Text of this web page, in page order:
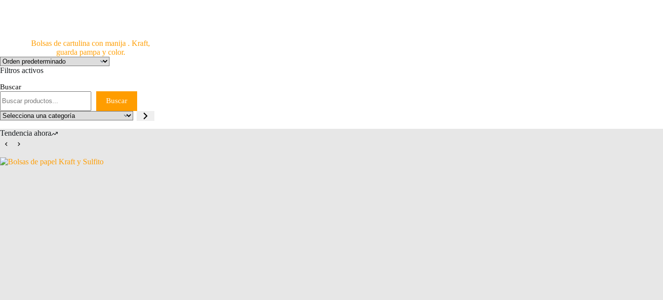
Bolsas de cartulina con manija . Kraft,
guarda pampa y color.
Filtros activos
Buscar
Buscar
Selecciona
una
categoría
Tendencia ahora